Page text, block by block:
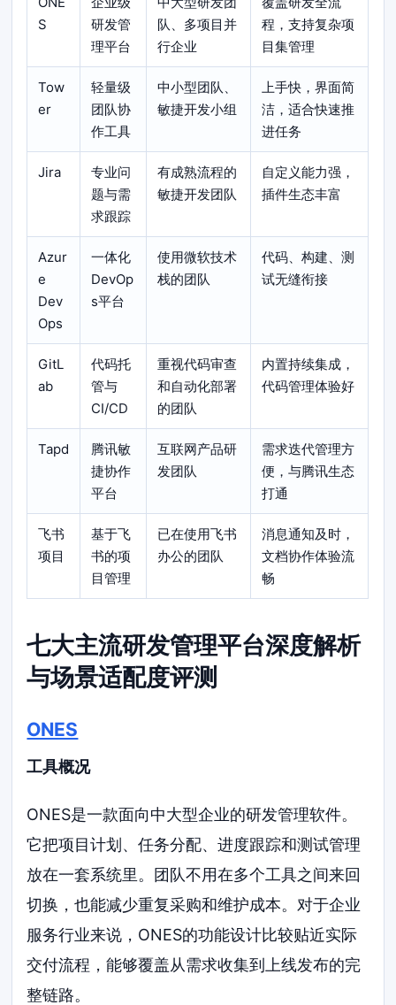
S
研发管
理平台
队、多项目并
行企业
程，支持复杂项
目集管理
Tow
er
轻量级
团队协
作工具
中小型团队、
敏捷开发小组
上手快，界面简
洁，适合快速推
进任务
Jira
专业问
题与需
求跟踪
有成熟流程的
敏捷开发团队
自定义能力强，
插件生态丰富
Azur
e
Dev
Ops
一体化
DevOp
s平台
使用微软技术
栈的团队
代码、构建、测
试无缝衔接
GitL
ab
代码托
管与
CI/CD
重视代码审查
和自动化部署
的团队
内置持续集成，
代码管理体验好
Tapd
腾讯敏
捷协作
平台
互联网产品研
发团队
需求迭代管理方
便，与腾讯生态
打通
飞书
项目
基于飞
书的项
目管理
已在使用飞书
办公的团队
消息通知及时，
文档协作体验流
畅
七大主流研发管理平台深度解析
与场景适配度评测
ONES
工具概况
ONES是一款面向中大型企业的研发管理软件。
它把项目计划、任务分配、进度跟踪和测试管理
放在一套系统里。团队不用在多个工具之间来回
切换，也能减少重复采购和维护成本。对于企业
服务行业来说，ONES的功能设计比较贴近实际
交付流程，能够覆盖从需求收集到上线发布的完
整链路。